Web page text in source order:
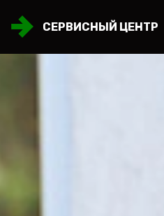
СЕРВИСНЫЙ ЦЕНТР